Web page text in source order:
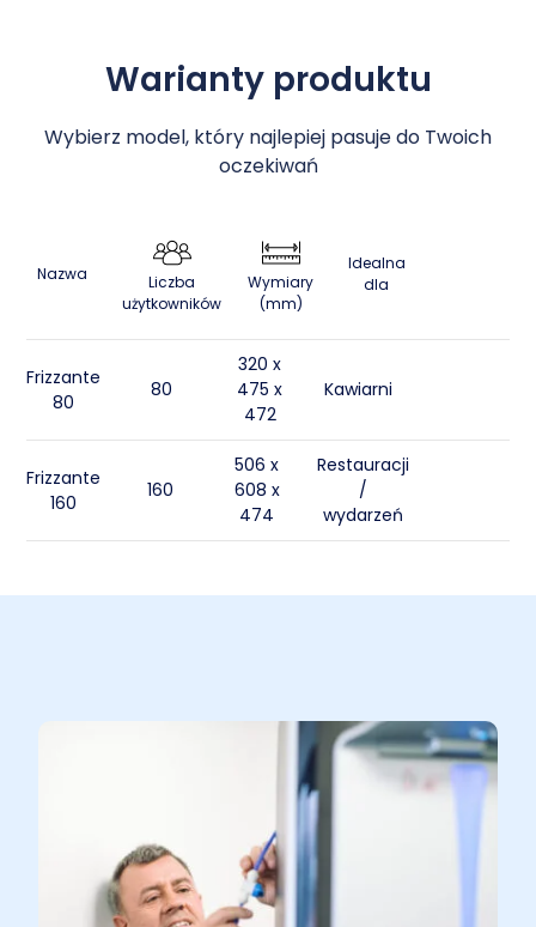
Warianty produktu
Wybierz model, który najlepiej pasuje do Twoich
oczekiwań
Nazwa
Liczba
użytkowników
Wymiary
(mm)
Idealna
dla
Frizzante
80
80
320 x
475 x
472
Kawiarni
Frizzante
160
160
506 x
608 x
474
Restauracji
/
wydarzeń